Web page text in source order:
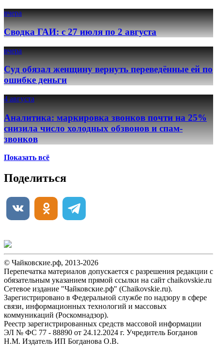
вчера
Сводка ГАИ: с 27 июля по 2 августа
вчера
Суд обязал женщину вернуть переведённые ей по
ошибке деньги
4 августа
Аналитика: маркировка звонков почти на 25%
снизила число холодных обзвонов и спам-
звонков
Показать всё
Поделиться
© Чайковские.рф, 2013-2026
Перепечатка материалов допускается с разрешения редакции с
обязательным указанием прямой ссылки на сайт chaikovskie.ru
Сетевое издание "Чайковские.рф" (Chaikovskie.ru).
Зарегистрировано в Федеральной службе по надзору в сфере
связи, информационных технологий и массовых
коммуникаций (Роскомнадзор).
Реестр зарегистрированных средств массовой информации
ЭЛ № ФС 77 - 88890 от 24.12.2024 г. Учредитель Богданов
Н.М. Издатель ИП Богданова О.В.